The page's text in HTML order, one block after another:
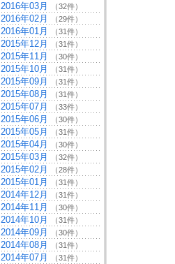
2016年03月 （32件）
2016年02月 （29件）
2016年01月 （31件）
2015年12月 （31件）
2015年11月 （30件）
2015年10月 （31件）
2015年09月 （31件）
2015年08月 （31件）
2015年07月 （33件）
2015年06月 （30件）
2015年05月 （31件）
2015年04月 （30件）
2015年03月 （32件）
2015年02月 （28件）
2015年01月 （31件）
2014年12月 （31件）
2014年11月 （30件）
2014年10月 （31件）
2014年09月 （30件）
2014年08月 （31件）
2014年07月 （31件）